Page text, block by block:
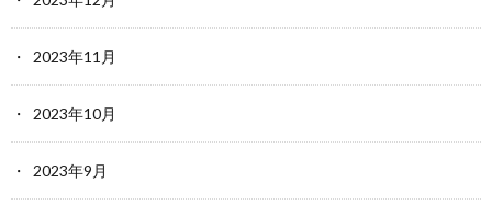
2023年11月
2023年10月
2023年9月